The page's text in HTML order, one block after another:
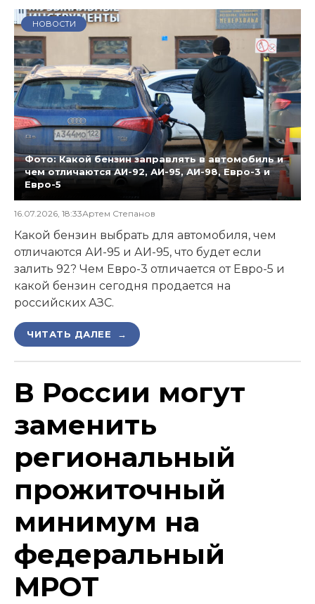
НОВОСТИ
Фото: Какой бензин заправлять в автомобиль и
чем отличаются АИ-92, АИ-95, АИ-98, Евро-3 и
Евро-5
16.07.2026, 18:33Артем Степанов
Какой бензин выбрать для автомобиля, чем
отличаются АИ-95 и АИ-95, что будет если
залить 92? Чем Евро-3 отличается от Евро-5 и
какой бензин сегодня продается на
российских АЗС.
ЧИТАТЬ ДАЛЕЕ →
В России могут
заменить
региональный
прожиточный
минимум на
федеральный
МРОТ